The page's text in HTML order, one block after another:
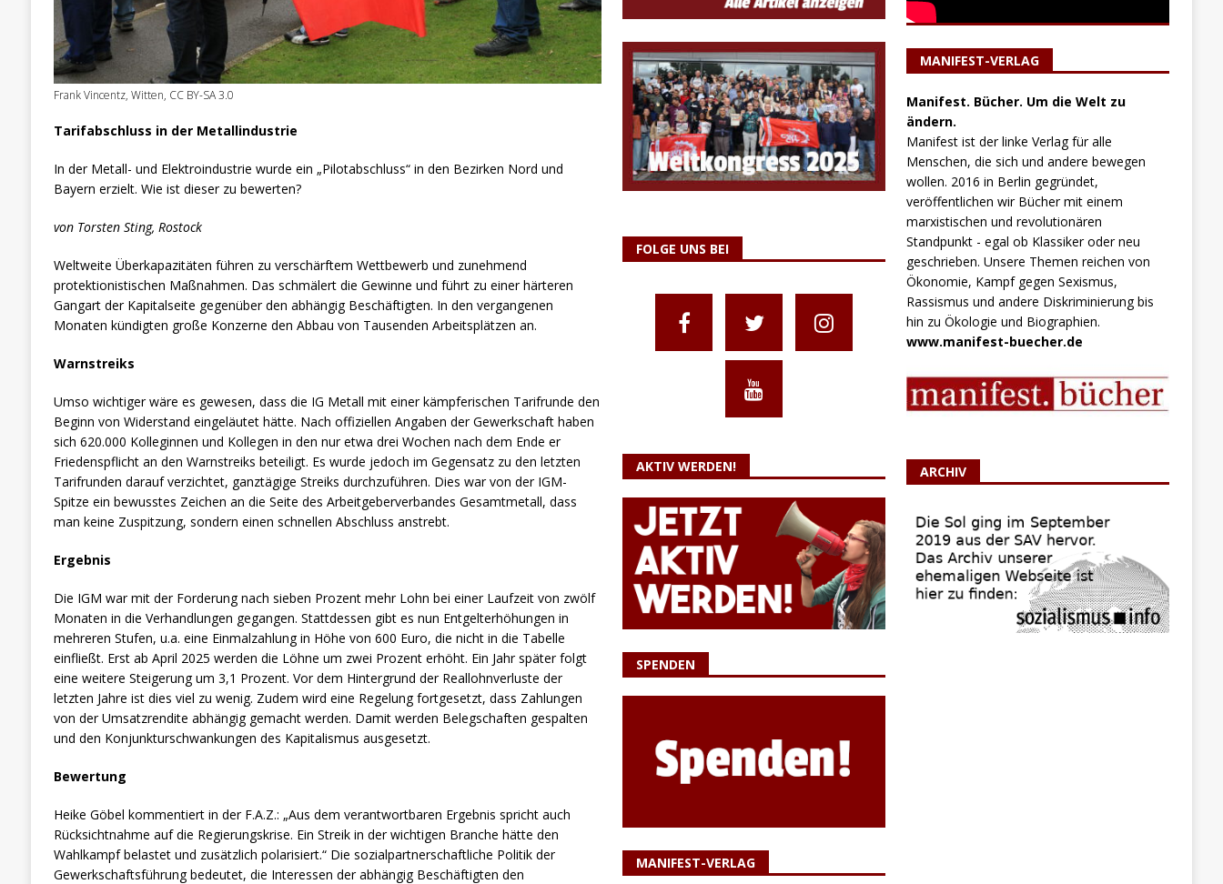
Frank Vincentz, Witten, CC BY-SA 3.0
Tarifabschluss in der Metallindustrie
In der Metall- und Elektroindustrie wurde ein „Pilotabschluss“ in den Bezirken Nord und
Bayern erzielt. Wie ist dieser zu bewerten?
von Torsten Sting, Rostock
Weltweite Überkapazitäten führen zu verschärftem Wettbewerb und zunehmend
protektionistischen Maßnahmen. Das schmälert die Gewinne und führt zu einer härteren
Gangart der Kapitalseite gegenüber den abhängig Beschäftigten. In den vergangenen
Monaten kündigten große Konzerne den Abbau von Tausenden Arbeitsplätzen an.
Warnstreiks
Umso wichtiger wäre es gewesen, dass die IG Metall mit einer kämpferischen Tarifrunde den
Beginn von Widerstand eingeläutet hätte. Nach offiziellen Angaben der Gewerkschaft haben
sich 620.000 Kolleginnen und Kollegen in den nur etwa drei Wochen nach dem Ende er
Friedenspflicht an den Warnstreiks beteiligt. Es wurde jedoch im Gegensatz zu den letzten
Tarifrunden darauf verzichtet, ganztägige Streiks durchzuführen. Dies war von der IGM-
Spitze ein bewusstes Zeichen an die Seite des Arbeitgeberverbandes Gesamtmetall, dass
man keine Zuspitzung, sondern einen schnellen Abschluss anstrebt.
Ergebnis
Die IGM war mit der Forderung nach sieben Prozent mehr Lohn bei einer Laufzeit von zwölf
Monaten in die Verhandlungen gegangen. Stattdessen gibt es nun Entgelterhöhungen in
mehreren Stufen, u.a. eine Einmalzahlung in Höhe von 600 Euro, die nicht in die Tabelle
einfließt. Erst ab April 2025 werden die Löhne um zwei Prozent erhöht. Ein Jahr später folgt
eine weitere Steigerung um 3,1 Prozent. Vor dem Hintergrund der Reallohnverluste der
letzten Jahre ist dies viel zu wenig. Zudem wird eine Regelung fortgesetzt, dass Zahlungen
von der Umsatzrendite abhängig gemacht werden. Damit werden Belegschaften gespalten
und den Konjunkturschwankungen des Kapitalismus ausgesetzt.
Bewertung
Heike Göbel kommentiert in der F.A.Z.: „Aus dem verantwortbaren Ergebnis spricht auch
Rücksichtnahme auf die Regierungskrise. Ein Streik in der wichtigen Branche hätte den
Wahlkampf belastet und zusätzlich polarisiert.“ Die sozialpartnerschaftliche Politik der
Gewerkschaftsführung bedeutet, die Interessen der abhängig Beschäftigten den
FOLGE UNS BEI
AKTIV WERDEN!
SPENDEN
MANIFEST-VERLAG
MANIFEST-VERLAG
Manifest. Bücher. Um die Welt zu
ändern.
Manifest ist der linke Verlag für alle
Menschen, die sich und andere bewegen
wollen. 2016 in Berlin gegründet,
veröffentlichen wir Bücher mit einem
marxistischen und revolutionären
Standpunkt - egal ob Klassiker oder neu
geschrieben. Unsere Themen reichen von
Ökonomie, Kampf gegen Sexismus,
Rassismus und andere Diskriminierung bis
hin zu Ökologie und Biographien.
www.manifest-buecher.de
ARCHIV